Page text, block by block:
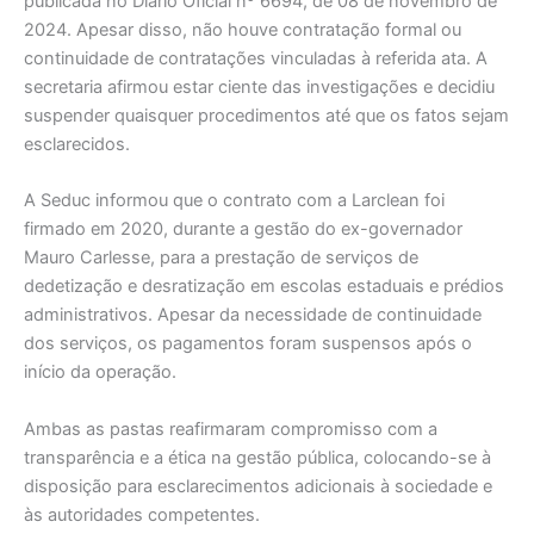
2024. Apesar disso, não houve contratação formal ou
continuidade de contratações vinculadas à referida ata. A
secretaria afirmou estar ciente das investigações e decidiu
suspender quaisquer procedimentos até que os fatos sejam
esclarecidos.
A Seduc informou que o contrato com a Larclean foi
firmado em 2020, durante a gestão do ex-governador
Mauro Carlesse, para a prestação de serviços de
dedetização e desratização em escolas estaduais e prédios
administrativos. Apesar da necessidade de continuidade
dos serviços, os pagamentos foram suspensos após o
início da operação.
Ambas as pastas reafirmaram compromisso com a
transparência e a ética na gestão pública, colocando-se à
disposição para esclarecimentos adicionais à sociedade e
às autoridades competentes.